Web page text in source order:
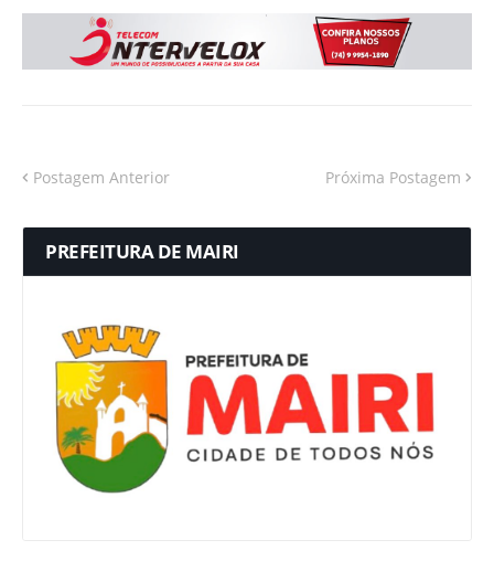
Postagem Anterior Próxima Postagem
PREFEITURA DE MAIRI